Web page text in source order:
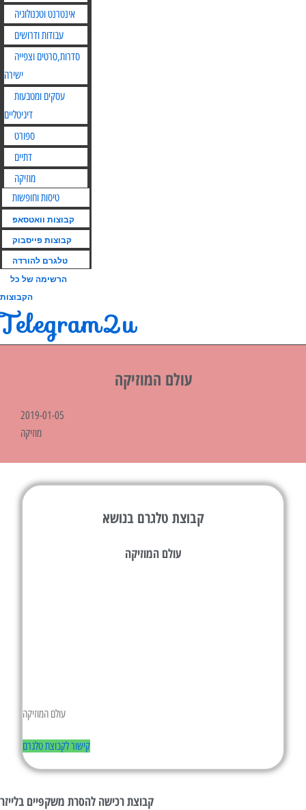
אינטרנט וטכנולוגיה
עבודות ודרושים
סדרות,סרטים וצפייה
ישירה
עסקים ומטבעות
דיגיטליים
ספורט
דתיים
מוזיקה
טיסות וחופשות
קבוצות וואטסאפ
קבוצות פייסבוק
טלגרם להורדה
הרשימה של כל
הקבוצות
Telegram2u
עולם המוזיקה
2019-01-05
מוזיקה
קבוצת טלגרם בנושא
עולם המוזיקה
עולם המוזיקה
קישור לקבוצת טלגרם
קבוצת רכישה להסרת משקפיים בלייזר